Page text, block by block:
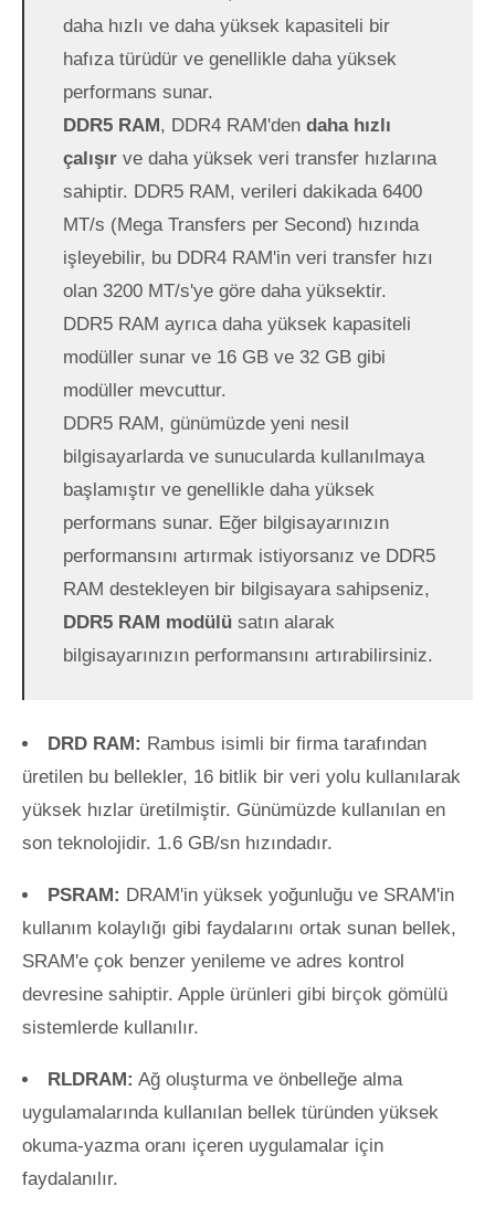
daha hızlı ve daha yüksek kapasiteli bir
hafıza türüdür ve genellikle daha yüksek
performans sunar.
DDR5 RAM, DDR4 RAM'den daha hızlı
çalışır ve daha yüksek veri transfer hızlarına
sahiptir. DDR5 RAM, verileri dakikada 6400
MT/s (Mega Transfers per Second) hızında
işleyebilir, bu DDR4 RAM'in veri transfer hızı
olan 3200 MT/s'ye göre daha yüksektir.
DDR5 RAM ayrıca daha yüksek kapasiteli
modüller sunar ve 16 GB ve 32 GB gibi
modüller mevcuttur.
DDR5 RAM, günümüzde yeni nesil
bilgisayarlarda ve sunucularda kullanılmaya
başlamıştır ve genellikle daha yüksek
performans sunar. Eğer bilgisayarınızın
performansını artırmak istiyorsanız ve DDR5
RAM destekleyen bir bilgisayara sahipseniz,
DDR5 RAM modülü satın alarak
bilgisayarınızın performansını artırabilirsiniz.
DRD RAM: Rambus isimli bir firma tarafından
üretilen bu bellekler, 16 bitlik bir veri yolu kullanılarak
yüksek hızlar üretilmiştir. Günümüzde kullanılan en
son teknolojidir. 1.6 GB/sn hızındadır.
PSRAM: DRAM'in yüksek yoğunluğu ve SRAM'in
kullanım kolaylığı gibi faydalarını ortak sunan bellek,
SRAM'e çok benzer yenileme ve adres kontrol
devresine sahiptir. Apple ürünleri gibi birçok gömülü
sistemlerde kullanılır.
RLDRAM: Ağ oluşturma ve önbelleğe alma
uygulamalarında kullanılan bellek türünden yüksek
okuma-yazma oranı içeren uygulamalar için
faydalanılır.